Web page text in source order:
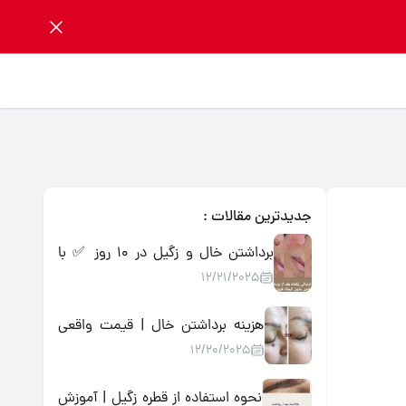
جدیدترین مقالات :
برداشتن خال و زگیل در ۱۰ روز ✅ با
محلول گیاهی اسید میوه | تضمینی،
بدون درد و جراحی
12/21/2025
هزینه برداشتن خال | قیمت واقعی
روش‌ها + جایگزین خانگی کم‌هزینه
12/20/2025
نحوه استفاده از قطره زگیل | آموزش